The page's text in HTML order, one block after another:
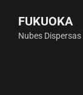
FUKUOKA
Nubes Dispersas